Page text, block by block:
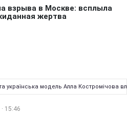
українська модель Алла Костромічова
15:46